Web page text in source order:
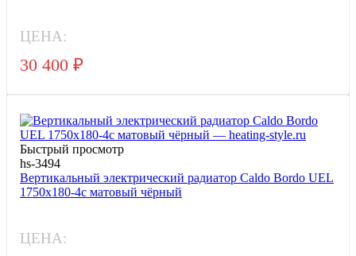
ЦЕНА:
30 400 ₽
Быстрый просмотр
hs-3494
Вертикальный электрический радиатор Caldo Bordo UEL
1750x180-4с матовый чёрный
ЦЕНА: